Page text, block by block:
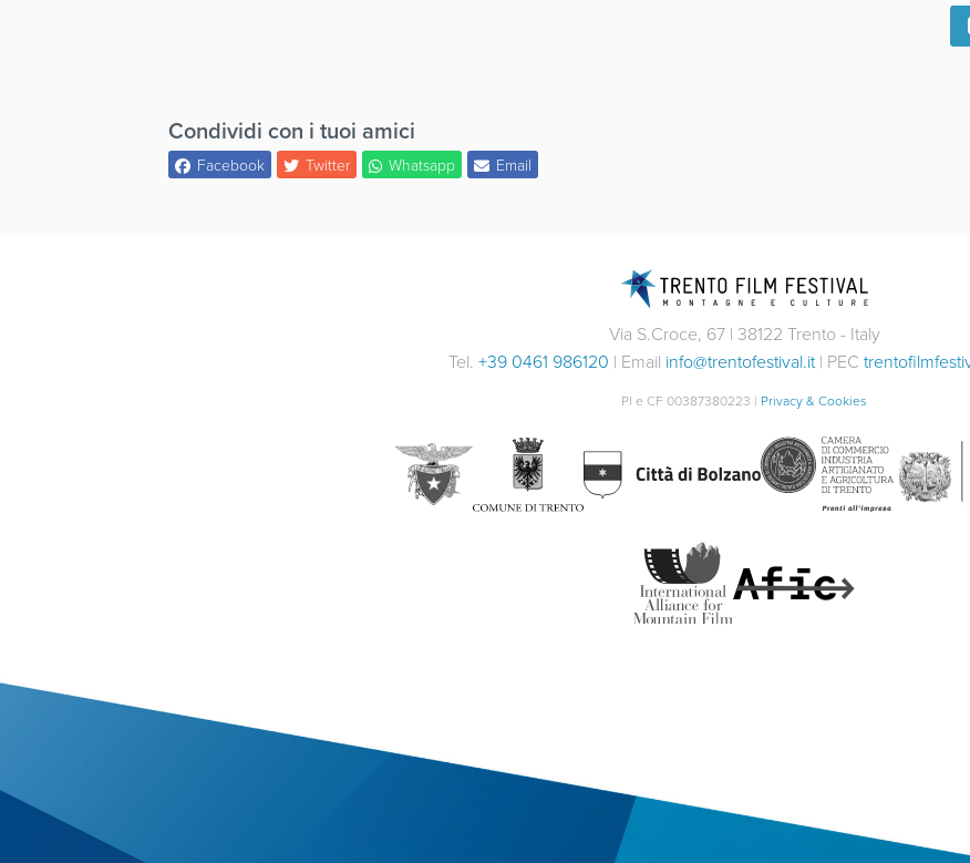
Condividi con i tuoi amici
Facebook Twitter Whatsapp Email
Via S.Croce, 67 | 38122 Trento - Italy
Tel. +39 0461 986120 | Email info@trentofestival.it| PEC
PI e CF 00387380223 | Privacy & Cookies